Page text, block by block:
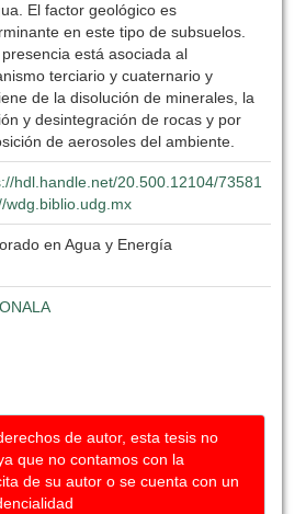
El factor geológico es
en este tipo de subsuelos.
presencia está asociada al
terciario y cuaternario y
de la disolución de minerales, la
y desintegración de rocas y por
de aerosoles del ambiente.
hdl.handle.net/20.500.12104/73581
wdg.biblio.udg.mx
en Agua y Energía
de autor, esta tesis no
que no contamos con la
de su autor o se cuenta con un